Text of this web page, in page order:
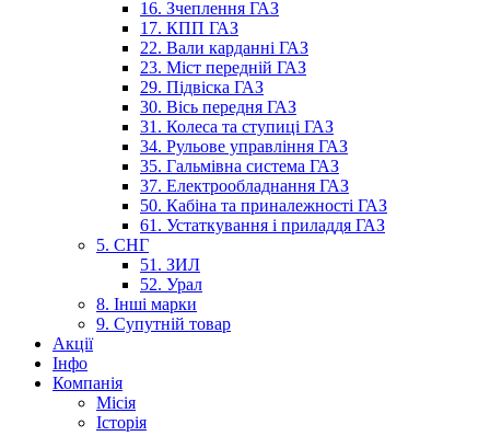
16. Зчеплення ГАЗ
17. КПП ГАЗ
22. Вали карданні ГАЗ
23. Міст передній ГАЗ
29. Підвіска ГАЗ
30. Вісь передня ГАЗ
31. Колеса та ступиці ГАЗ
34. Рульове управління ГАЗ
35. Гальмівна система ГАЗ
37. Електрообладнання ГАЗ
50. Кабіна та приналежності ГАЗ
61. Устаткування і приладдя ГАЗ
5. СНГ
51. ЗИЛ
52. Урал
8. Інші марки
9. Супутній товар
Акції
Інфо
Компанія
Місія
Історія